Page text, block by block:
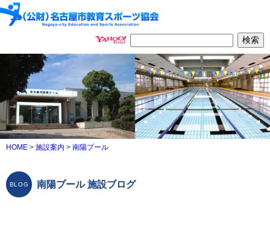
HOME > 施設案内 > 南陽プール
南陽プール 施設ブログ